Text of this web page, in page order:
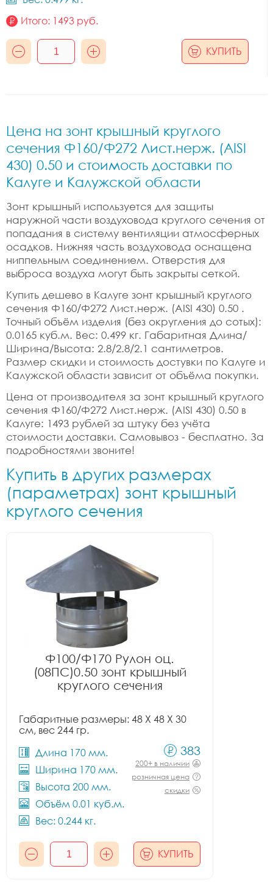
Итого: 1493 руб.
КУПИТЬ
Цена на зонт крышный круглого
сечения Ф160/Ф272 Лист.нерж. (AISI
430) 0.50 и стоимость доставки по
Калуге и Калужской области
Зонт крышный используется для защиты
наружной части воздуховода круглого сечения от
попадания в систему вентиляции атмосферных
осадков. Нижняя часть воздуховода оснащена
ниппельным соединением. Отверстия для
выброса воздуха могут быть закрыты сеткой.
Купить дешево в Калуге зонт крышный круглого
сечения Ф160/Ф272 Лист.нерж. (AISI 430) 0.50 .
Точный объём изделия (без округления до сотых):
0.0165 куб.м. Вес: 0.499 кг. Габаритная Длина/
Ширина/Высота: 2.8/2.8/2.1 сантиметров.
Размер скидки и стоимость достувки по Калуге и
Калужской области зависит от объёма покупки.
Цена от производителя за зонт крышный круглого
сечения Ф160/Ф272 Лист.нерж. (AISI 430) 0.50 в
Калуге: 1493 рублей за штуку без учёта
стоимости доставки. Самовывоз - бесплатно. За
подробностями звоните!
Купить в других размерах
(параметрах) зонт крышный
круглого сечения
Ф100/Ф170 Рулон оц.
(08ПС)0.50 зонт крышный
круглого сечения
Габаритные размеры: 48 X 48 X 30
см, вес 244 гр.
Длина 170 мм.
Ширина 170 мм.
Высота 200 мм.
Объём 0.01 куб.м.
Вес: 0.244 кг.
383
200+ в наличии
розничная цена
скидки
КУПИТЬ